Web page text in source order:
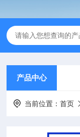
产品中心
当前位置：首页